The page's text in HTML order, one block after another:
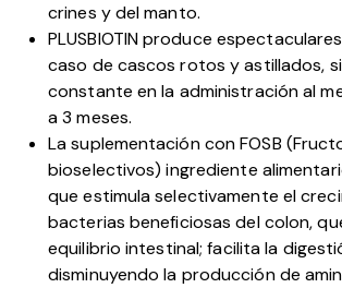
crines y del manto.
PLUSBIOTIN produce
caso de cascos rotos y astillados,
constante en la administración al
a 3 meses.
La suplementación con FOSB
bioselectivos) ingrediente
que estimula selectivamente el
bacterias beneficiosas del colon,
equilibrio intestinal; facilita la
disminuyendo la producción de